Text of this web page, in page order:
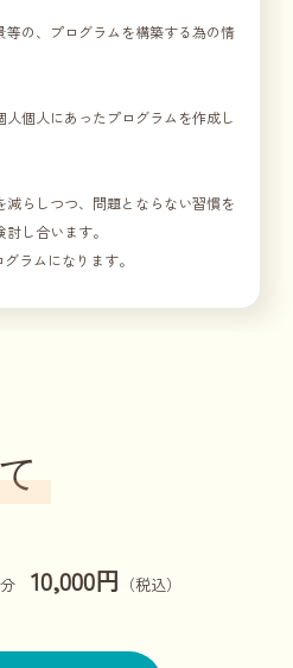
等の、プログラムを構築する為の情
個人にあったプログラムを作成し
らしつつ、問題とならない習慣を
し合います。
ラムになります。
分 10,000円 （税込）